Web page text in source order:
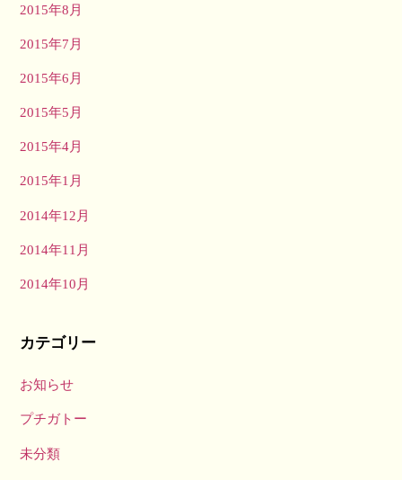
2015年8月
2015年7月
2015年6月
2015年5月
2015年4月
2015年1月
2014年12月
2014年11月
2014年10月
カテゴリー
お知らせ
プチガトー
未分類